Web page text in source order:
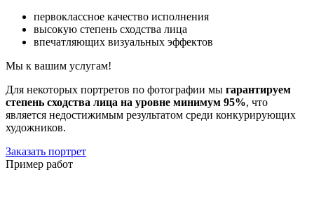
первоклассное качество исполнения
высокую степень сходства лица
впечатляющих визуальных эффектов
Мы к вашим услугам!
Для некоторых портретов по фотографии мы гарантируем
степень сходства лица на уровне минимум 95%, что
является недостижимым результатом среди конкурирующих
художников.
Заказать портрет
Пример работ